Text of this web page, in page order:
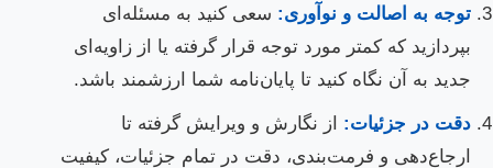
توجه به اصالت و نوآوری: سعی کنید به مسئله‌ای
بپردازید که کمتر مورد توجه قرار گرفته یا از زاویه‌ای
جدید به آن نگاه کنید تا پایان‌نامه شما ارزشمند باشد.
دقت در جزئیات: از نگارش و ویرایش گرفته تا
ارجاع‌دهی و فرمت‌بندی، دقت در تمام جزئیات، کیفیت